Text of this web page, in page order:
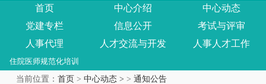
首页 中心介绍
中心动态
党建专栏
信息公开
考试与评审
人事代理
人才交流与开发 人事人才工作
住院医师规范化培训
当前位置： 首页 > 中心动态 > > 通知公告